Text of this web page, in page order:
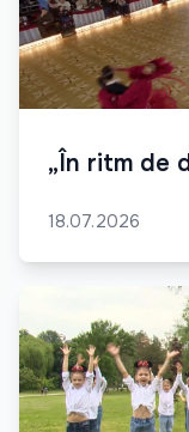
„În ritm de
18.07.2026